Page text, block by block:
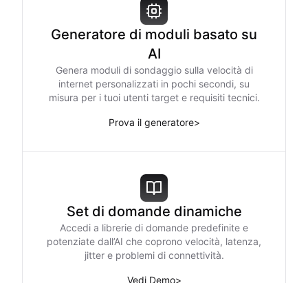
Generatore di moduli basato su
AI
Genera moduli di sondaggio sulla velocità di
internet personalizzati in pochi secondi, su
misura per i tuoi utenti target e requisiti tecnici.
Prova il generatore>
Set di domande dinamiche
Accedi a librerie di domande predefinite e
potenziate dall’AI che coprono velocità, latenza,
jitter e problemi di connettività.
Vedi Demo>